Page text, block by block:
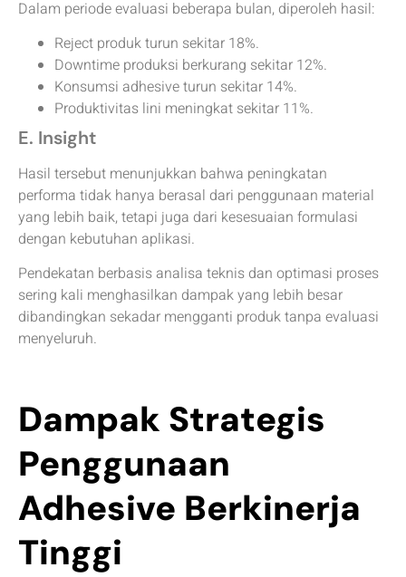
Dalam periode evaluasi beberapa bulan, diperoleh hasil:
Reject produk turun sekitar 18%.
Downtime produksi berkurang sekitar 12%.
Konsumsi adhesive turun sekitar 14%.
Produktivitas lini meningkat sekitar 11%.
E. Insight
Hasil tersebut menunjukkan bahwa peningkatan
performa tidak hanya berasal dari penggunaan material
yang lebih baik, tetapi juga dari kesesuaian formulasi
dengan kebutuhan aplikasi.
Pendekatan berbasis analisa teknis dan optimasi proses
sering kali menghasilkan dampak yang lebih besar
dibandingkan sekadar mengganti produk tanpa evaluasi
menyeluruh.
Dampak Strategis
Penggunaan
Adhesive Berkinerja
Tinggi